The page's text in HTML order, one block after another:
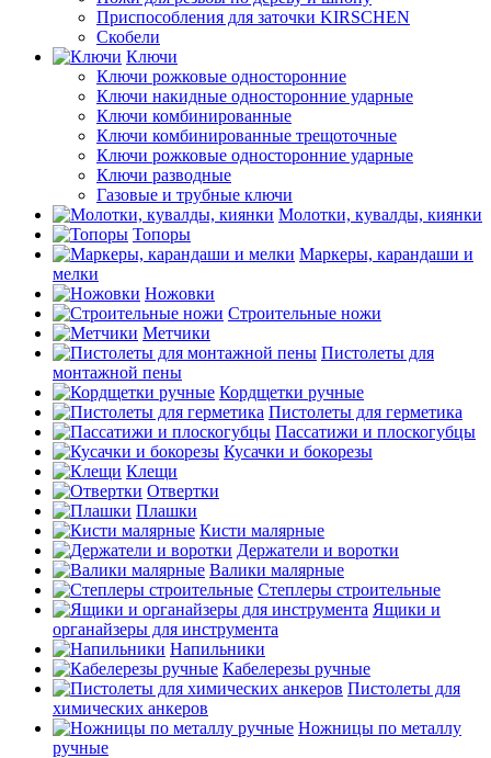
Приспособления для заточки KIRSCHEN
Скобели
Ключи
Ключи рожковые односторонние
Ключи накидные односторонние ударные
Ключи комбинированные
Ключи комбинированные трещоточные
Ключи рожковые односторонние ударные
Ключи разводные
Газовые и трубные ключи
Молотки, кувалды, киянки
Топоры
Маркеры, карандаши и
мелки
Ножовки
Строительные ножи
Метчики
Пистолеты для
монтажной пены
Кордщетки ручные
Пистолеты для герметика
Пассатижи и плоскогубцы
Кусачки и бокорезы
Клещи
Отвертки
Плашки
Кисти малярные
Держатели и воротки
Валики малярные
Степлеры строительные
Ящики и
органайзеры для инструмента
Напильники
Кабелерезы ручные
Пистолеты для
химических анкеров
Ножницы по металлу
ручные